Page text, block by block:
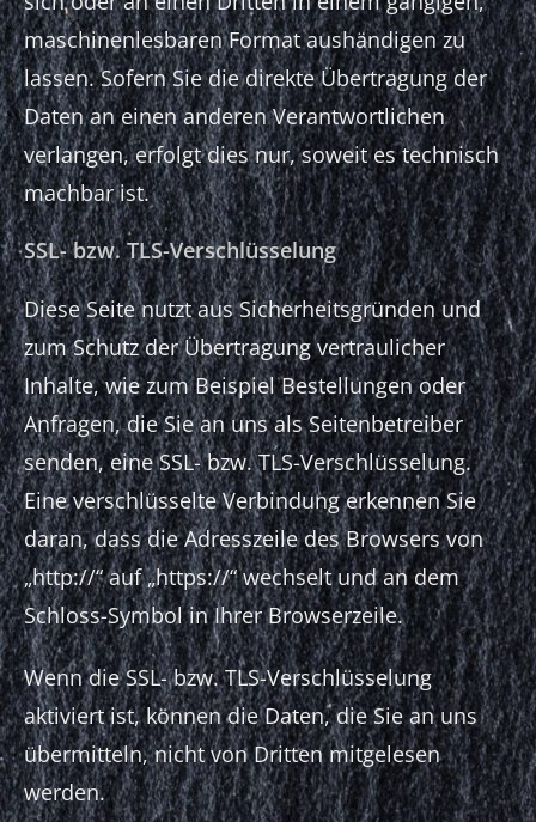
maschinenlesbaren Format aushändigen zu
lassen. Sofern Sie die direkte Übertragung der
Daten an einen anderen Verantwortlichen
verlangen, erfolgt dies nur, soweit es technisch
machbar ist.
SSL- bzw. TLS-Verschlüsselung
Diese Seite nutzt aus Sicherheitsgründen und
zum Schutz der Übertragung vertraulicher
Inhalte, wie zum Beispiel Bestellungen oder
Anfragen, die Sie an uns als Seitenbetreiber
senden, eine SSL- bzw. TLS-Verschlüsselung.
Eine verschlüsselte Verbindung erkennen Sie
daran, dass die Adresszeile des Browsers von
„http://“ auf „https://“ wechselt und an dem
Schloss-Symbol in Ihrer Browserzeile.
Wenn die SSL- bzw. TLS-Verschlüsselung
aktiviert ist, können die Daten, die Sie an uns
übermitteln, nicht von Dritten mitgelesen
werden.